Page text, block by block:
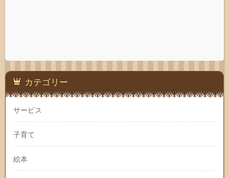
カテゴリー
サービス
子育て
絵本